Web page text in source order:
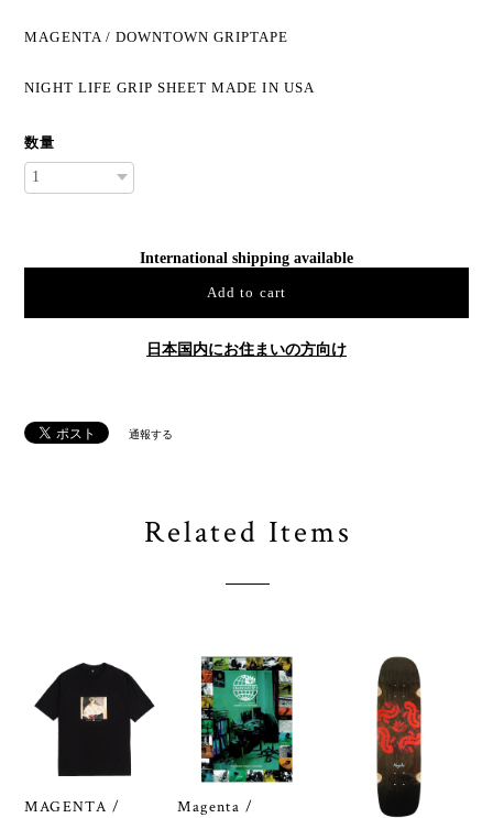
MAGENTA / DOWNTOWN GRIPTAPE
NIGHT LIFE GRIP SHEET MADE IN USA
数量
International shipping available
Add to cart
日本国内にお住まいの方向け
通報する
Related Items
MAGENTA /
Magenta /